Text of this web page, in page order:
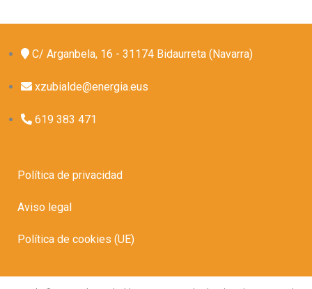
C/ Arganbela, 16 - 31174 Bidaurreta (Navarra)
xzubialde@energia.eus
619 383 471
Política de privacidad
Aviso legal
Política de cookies (UE)